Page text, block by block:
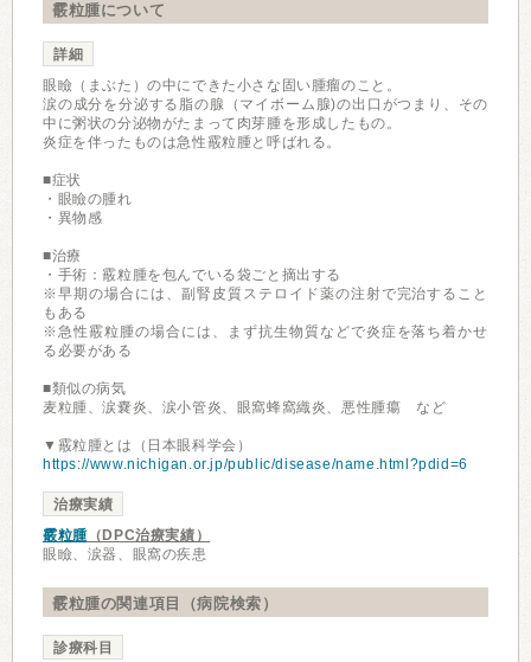
霰粒腫について
詳細
眼瞼（まぶた）の中にできた小さな固い腫瘤のこと。
涙の成分を分泌する脂の腺（マイボーム腺)の出口がつまり、その
中に粥状の分泌物がたまって肉芽腫を形成したもの。
炎症を伴ったものは急性霰粒腫と呼ばれる。
■症状
・眼瞼の腫れ
・異物感
■治療
・手術：霰粒腫を包んでいる袋ごと摘出する
※早期の場合には、副腎皮質ステロイド薬の注射で完治すること
もある
※急性霰粒腫の場合には、まず抗生物質などで炎症を落ち着かせ
る必要がある
■類似の病気
麦粒腫、涙嚢炎、涙小管炎、眼窩蜂窩織炎、悪性腫瘍 など
▼霰粒腫とは（日本眼科学会）
https://www.nichigan.or.jp/public/disease/name.html?pdid=6
治療実績
霰粒腫（DPC治療実績）
眼瞼、涙器、眼窩の疾患
霰粒腫の関連項目（病院検索）
診療科目